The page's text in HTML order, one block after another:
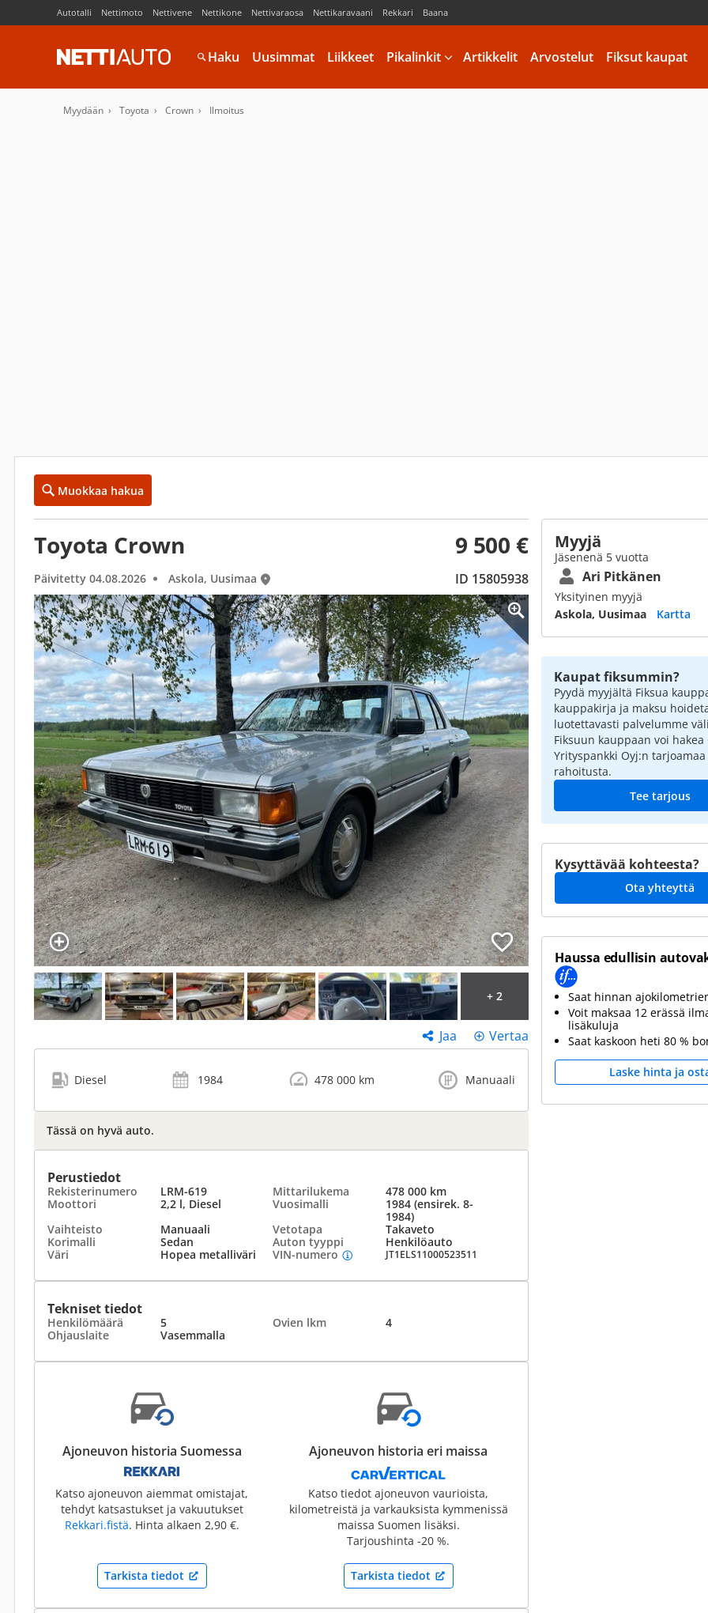
Autotalli Nettimoto Nettivene Nettikone Nettivaraosa Nettikaravaani Rekkari Baana
Haku Uusimmat Liikkeet Pikalinkit Artikkelit Arvostelut Fiksut kaupat
Myydään Toyota Crown Ilmoitus
Muokkaa hakua
Toyota Crown 9 500 €
Päivitetty 04.08.2026 Askola, Uusimaa ID 15805938
+ 2
Jaa Vertaa
Diesel 1984 478 000 km Manuaali
Tässä on hyvä auto.
Perustiedot
Rekisterinumero LRM-619 Mittarilukema
478 000 km
Moottori
2,2 l, Diesel Vuosimalli
1984 (ensirek. 8-
1984)
Vaihteisto
Manuaali Vetotapa
Takaveto
Korimalli
Sedan Auton tyyppi
Henkilöauto
Väri
Hopea metalliväri VIN-numero JT1ELS11000523511
Tekniset tiedot
Henkilömäärä 5 Ovien lkm
4
Ohjauslaite
Vasemmalla
Ajoneuvon historia Suomessa
Katso ajoneuvon aiemmat omistajat,
tehdyt katsastukset ja vakuutukset
Rekkari.fistä. Hinta alkaen 2,90 €.
Tarkista tiedot
Ajoneuvon historia eri maissa
Katso tiedot ajoneuvon vaurioista,
kilometreistä ja varkauksista kymmenissä
maissa Suomen lisäksi.
Tarjoushinta -20 %.
Tarkista tiedot
Myyjä
Jäsenenä 5 vuotta
Ari Pitkänen
Yksityinen myyjä
Askola, Uusimaa
Kartta
Kaupat fiksummin?
Pyydä myyjältä Fiksua
kauppakirja ja maksu
luotettavasti palvelumme
Fiksuun kauppaan voi hakea
Yrityspankki Oyj:n tarjoamaa
rahoitusta.
Tee tarjous
Kysyttävää kohteesta?
Ota yhteyttä
Haussa edullisin
Saat hinnan
Voit maksaa 12 erässä
lisäkuluja
Saat kaskoon heti 80 %
Laske hinta ja